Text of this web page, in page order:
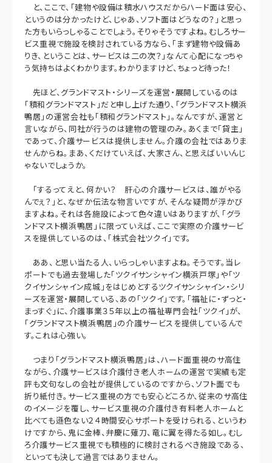
と、ここで、「建物や設備は積水ハウスだからハード面は安心、
というのは分かったけど、じゃあ、ソフト面はどうなの？」と思っ
た方もいらっしゃることでしょう。そりゃそうですよね。むしろサー
ビス重視で施設を検討されている方なら、「まず建物や設備あ
りき、ということは、サービスは二の次？」なんて心配になっちゃ
う気持ちはよくわかります。わかりますけど、ちょっと待った！
先ほど、グランドマスト・シリーズを運営・展開しているのは
「積和グランドマスト」だと申し上げた通り、「グランドマスト横浜
鴨居」の運営会社も「積和グランドマスト」。なんですが、運営と
言いながら、同社が行うのは建物の管理のみ。あくまで「貸主」
であって、介護サービスは提供しません。介護の会社ではありま
せんからね。まあ、くだけていえば、大家さん、と思えばいいんじ
ゃないでしょうか。
「するってえと、何かい？ 肝心の介護サービスは、誰がやる
んでぇ？」と、なぜか伝法な物言いですが、そんな疑問が浮かび
ますよね。それは各施設によって色々違いはありますが、「グラ
ンドマスト横浜鴨居」に限っていえば、ここで実際の介護サービ
スを提供しているのは、「株式会社ツクイ」です。
ああ、と思い当たる人、いらっしゃいますよね。そうです。当レ
ポートでも過去登場した「ツクイサンシャイン横浜戸塚」や「ツ
クイサンシャイン成城」をはじめとするツクイサンシャイン・シリ
ーズを運営・展開している、あの「ツクイ」です。「福祉に・ずっと・
まっすぐ」に、介護事業３５年以上の福祉専門会社「ツクイ」が、
「グランドマスト横浜鴨居」の介護サービスを提供しているんで
す。これは心強い。
つまり「グランドマスト横浜鴨居」は、ハード面重視のサ高住
ながら、介護サービスは介護付き老人ホームの運営で実績も定
評も文句なしの会社が提供しているのですから、ソフト面でも
折り紙付き。サービス重視の方でも安心どころか、従来のサ高住
のイメージを覆し、サービス重視の介護付き有料老人ホームと
比べても遜色ない２４時間安心サポートを受けられる、というわ
けですから、鬼に金棒、弁慶に薙刀、竜に翼を得たる如し。むし
ろ介護サービス重視でも積極的に検討されるべき施設である、
といっても決して過言ではありません。